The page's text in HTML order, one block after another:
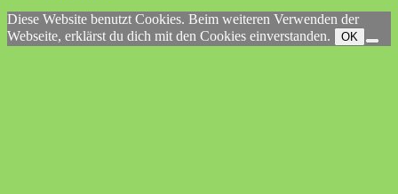
Diese Website benutzt Cookies. Beim weiteren Verwenden der
Webseite, erklärst du dich mit den Cookies einverstanden.
OK